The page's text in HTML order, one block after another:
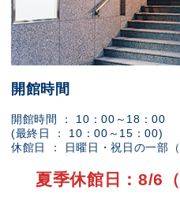
開館時間
開館時間 ： 10：00～18：00
(最終日 ： 10：00～15：00)
休館日 ： 日曜日・祝日の一部
夏季休館日：8/6